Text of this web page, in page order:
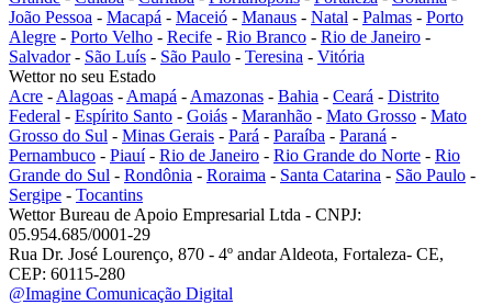
João Pessoa - Macapá - Maceió - Manaus - Natal - Palmas - Porto
Alegre - Porto Velho - Recife - Rio Branco - Rio de Janeiro -
Salvador- São Luís - São Paulo - Teresina - Vitória
Wettor no seu Estado
Acre - Alagoas - Amapá - Amazonas - Bahia - Ceará - Distrito
Federal - Espírito Santo - Goiás - Maranhão - Mato Grosso - Mato
Grosso do Sul - Minas Gerais - Pará - Paraíba - Paraná -
Pernambuco - Piauí- Rio de Janeiro - Rio Grande do Norte - Rio
Grande do Sul - Rondônia - Roraima - Santa Catarina - São Paulo -
Sergipe - Tocantins
Wettor Bureau de Apoio Empresarial Ltda - CNPJ:
05.954.685/0001-29
Rua Dr. José Lourenço, 870 - 4º andar Aldeota, Fortaleza- CE,
CEP: 60115-280
@Imagine Comunicação Digital